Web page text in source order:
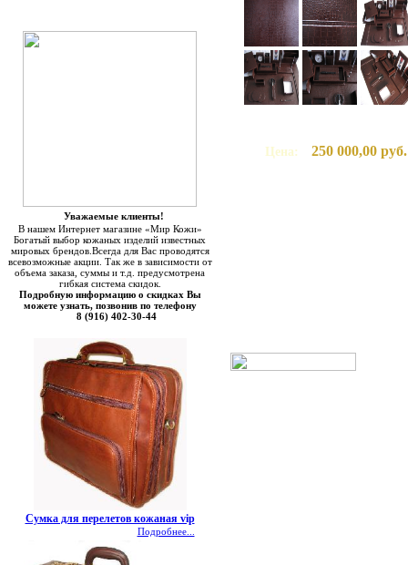
Уважаемые клиенты!
В нашем Интернет магазине «Мир Кожи»
Богатый выбор кожаных изделий известных
мировых брендов.Всегда для Вас проводятся
всевозможные акции. Так же в зависимости от
объема заказа, суммы и т.д. предусмотрена
гибкая система скидок.
Подробную информацию о скидках Вы
можете узнать, позвонив по телефону
8 (916) 402-30-44
Сумка для перелетов кожаная vip
Подробнее...
Цена: 250 000,00 руб.